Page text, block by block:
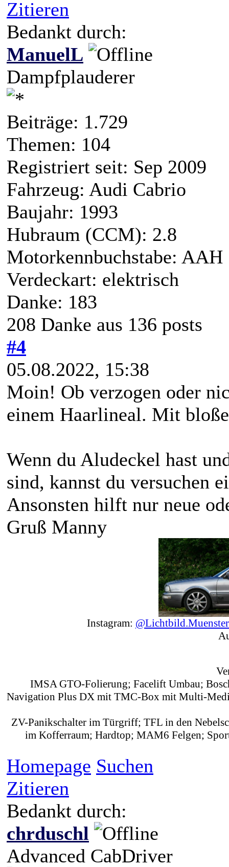
Zitieren
Bedankt durch:
ManuelL
Dampfplauderer
Beiträge: 1.729
Themen: 104
Registriert seit: Sep 2009
Fahrzeug: Audi Cabrio
Baujahr: 1993
Hubraum (CCM): 2.8
Motorkennbuchstabe: AAH
Verdeckart: elektrisch
Danke: 183
208 Danke aus 136 posts
#4
05.08.2022, 15:38
Moin! Ob verzogen oder
einem Haarlineal. Mit
Wenn du Aludeckel hast
sind, kannst du versuchen
Ansonsten hilft nur neue
Gruß Manny
Instagram:
IMSA GTO-Folierung; Facelift Umbau;
Navigation Plus DX mit TMC-Box mit Multi-
ZV-Panikschalter im Türgriff; TFL in den
im Kofferraum; Hardtop; MAM6 Felgen;
Homepage Suchen
Zitieren
Bedankt durch:
chrduschl
Advanced CabDriver